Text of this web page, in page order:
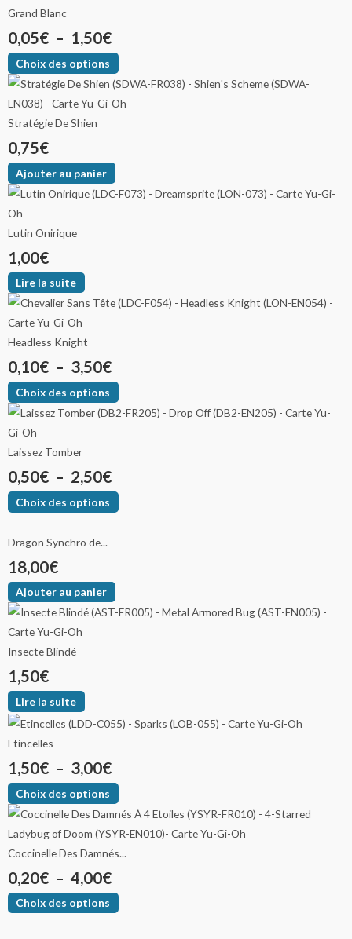
Grand Blanc
0,05€ – 1,50€
Choix des options
Stratégie De Shien
0,75€
Ajouter au panier
Lutin Onirique
1,00€
Lire la suite
Headless Knight
0,10€ – 3,50€
Choix des options
Laissez Tomber
0,50€ – 2,50€
Choix des options
Dragon Synchro de...
18,00€
Ajouter au panier
Insecte Blindé
1,50€
Lire la suite
Etincelles
1,50€ – 3,00€
Choix des options
Coccinelle Des Damnés...
0,20€ – 4,00€
Choix des options